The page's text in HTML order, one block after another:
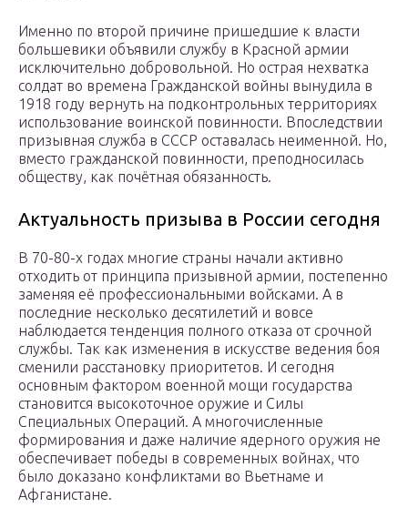
Именно по второй причине пришедшие к власти
большевики объявили службу в Красной армии
исключительно добровольной. Но острая нехватка
солдат во времена Гражданской войны вынудила в
1918 году вернуть на подконтрольных территориях
использование воинской повинности. Впоследствии
призывная служба в СССР оставалась неименной. Но,
вместо гражданской повинности, преподносилась
обществу, как почётная обязанность.
Актуальность призыва в России сегодня
В 70-80-х годах многие страны начали активно
отходить от принципа призывной армии, постепенно
заменяя её профессиональными войсками. А в
последние несколько десятилетий и вовсе
наблюдается тенденция полного отказа от срочной
службы. Так как изменения в искусстве ведения боя
сменили расстановку приоритетов. И сегодня
основным фактором военной мощи государства
становится высокоточное оружие и Силы
Специальных Операций. А многочисленные
формирования и даже наличие ядерного оружия не
обеспечивает победы в современных войнах, что
было доказано конфликтами во Вьетнаме и
Афганистане.